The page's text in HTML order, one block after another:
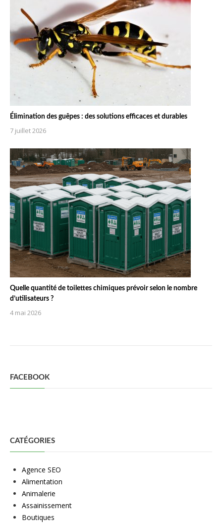
Élimination des guêpes : des solutions efficaces et durables
7 juillet 2026
Quelle quantité de toilettes chimiques prévoir selon le nombre
d’utilisateurs ?
4 mai 2026
FACEBOOK
CATÉGORIES
Agence SEO
Alimentation
Animalerie
Assainissement
Boutiques